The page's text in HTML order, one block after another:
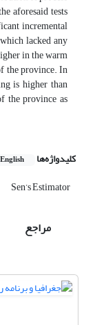
aforesaid tests
incremental
lacked any
in the warm
the province. In
is higher than
the province as
کلیدواژه‌ها English
Sen’s Estimator
مراجع